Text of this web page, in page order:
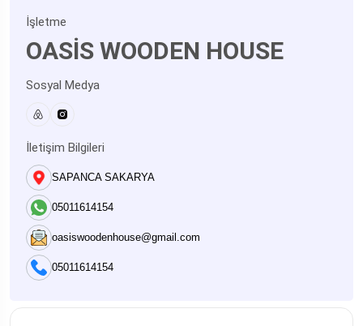
İşletme
OASİS WOODEN HOUSE
Sosyal Medya
İletişim Bilgileri
SAPANCA SAKARYA
05011614154
oasiswoodenhouse@gmail.com
05011614154